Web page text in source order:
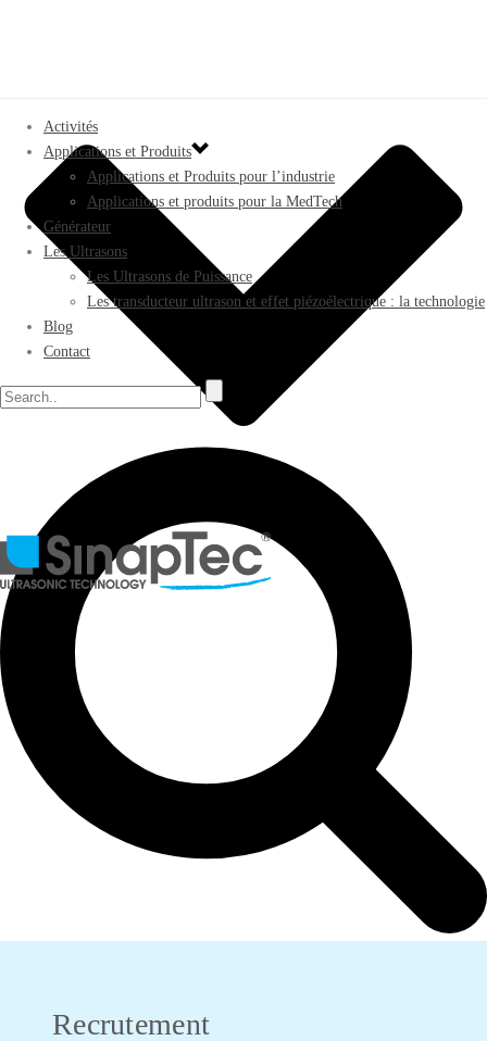
Activités
Applications et Produits
Applications et Produits pour l’industrie
Applications et produits pour la MedTech
Générateur
Les Ultrasons
Les Ultrasons de Puissance
Les transducteur ultrason et effet piézoélectrique : la technologie
Blog
Contact
Recrutement